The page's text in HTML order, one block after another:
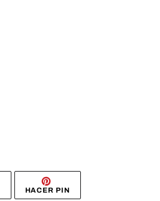
TUITEARHACER PIN